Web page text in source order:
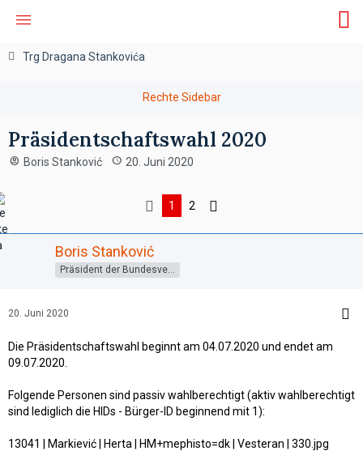
Trg Dragana Stankovića
Präsidentschaftswahl 2020
Boris Stanković 20. Juni 2020
1 2
Boris Stanković
20. Juni 2020
Die Präsidentschaftswahl beginnt am 04.07.2020 und endet am
09.07.2020.
Folgende Personen sind passiv wahlberechtigt (aktiv wahlberechtigt
sind lediglich die HIDs - Bürger-ID beginnend mit 1):
13041 | Markiević | Herta | HM+mephisto=dk | Vesteran | 330.jpg